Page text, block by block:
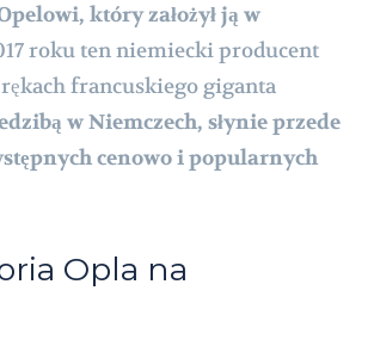
który założył ją w
roku ten niemiecki producent
francuskiego giganta
w Niemczech, słynie przede
cenowo i popularnych
Opla na